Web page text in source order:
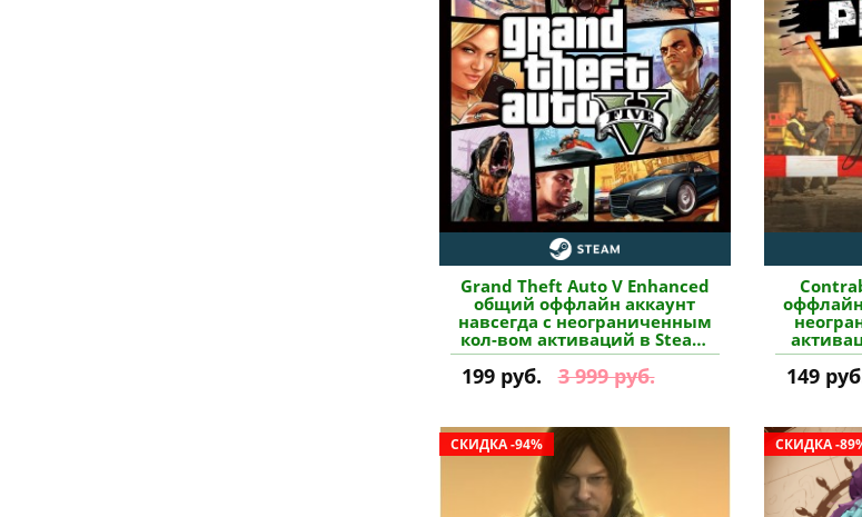
Grand Theft Auto V Enhanced
общий оффлайн аккаунт
навсегда с неограниченным
кол-вом активаций в Steam
купить
199 руб. 3 999 руб.
оффлайн
149
СКИДКА -94% СКИДКА -